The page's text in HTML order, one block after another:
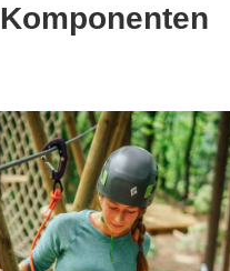
Komponenten